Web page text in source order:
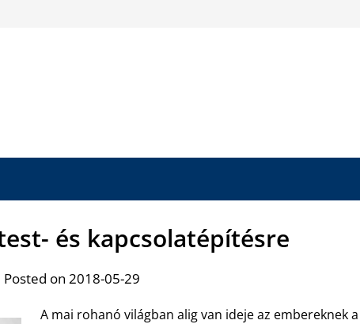
és kapcsolatépítésre
Posted on 2018-05-29
A mai rohanó világban alig van ideje az embereknek a